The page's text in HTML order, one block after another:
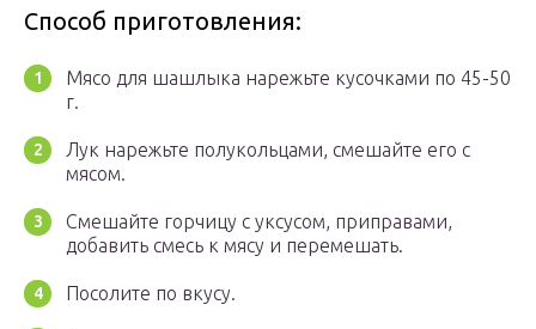
Способ приготовления:
Мясо для шашлыка нарежьте кусочками по 45-50
г.
Лук нарежьте полукольцами, смешайте его с
мясом.
Смешайте горчицу с уксусом, приправами,
добавить смесь к мясу и перемешать.
Посолите по вкусу.